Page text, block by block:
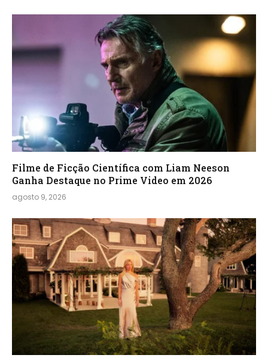
Filme de Ficção Científica com Liam Neeson
Ganha Destaque no Prime Video em 2026
agosto 9, 2026